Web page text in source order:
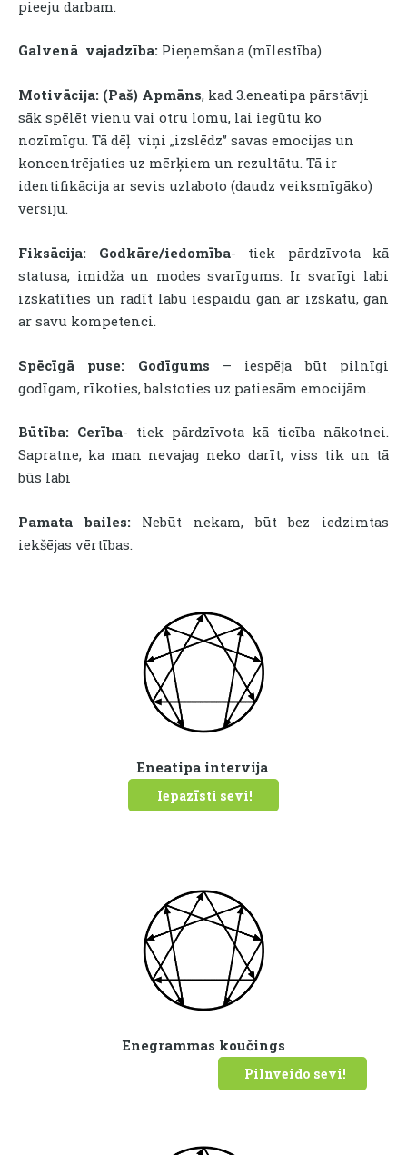
pieeju darbam.
Galvenā vajadzība: Pieņemšana (mīlestība)
Motivācija: (Paš) Apmāns, kad 3.eneatipa pārstāvji
sāk spēlēt vienu vai otru lomu, lai iegūtu ko
nozīmīgu. Tā dēļ viņi „izslēdz” savas emocijas un
koncentrējaties uz mērķiem un rezultātu. Tā ir
identifikācija ar sevis uzlaboto (daudz veiksmīgāko)
versiju.
Fiksācija: Godkāre/iedomība- tiek pārdzīvota kā
statusa, imidža un modes svarīgums. Ir svarīgi labi
izskatīties un radīt labu iespaidu gan ar izskatu, gan
ar savu kompetenci.
Spēcīgā puse: Godīgums – iespēja būt pilnīgi
godīgam, rīkoties, balstoties uz patiesām emocijām.
Būtība: Cerība- tiek pārdzīvota kā ticība nākotnei.
Sapratne, ka man nevajag neko darīt, viss tik un tā
būs labi
Pamata bailes: Nebūt nekam, būt bez iedzimtas
iekšējas vērtības.
Eneatipa intervija
Iepazīsti sevi!
Enegrammas koučings
Pilnveido sevi!